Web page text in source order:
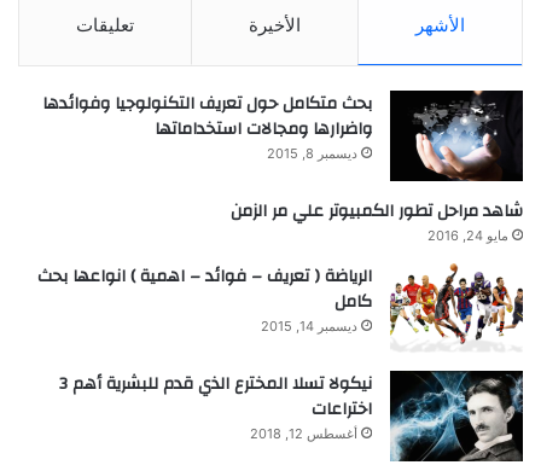
الأشهر الأخيرة تعليقات
بحث متكامل حول تعريف التكنولوجيا وفوائدها
واضرارها ومجالات استخداماتها
ديسمبر 8, 2015
شاهد مراحل تطور الكمبيوتر علي مر الزمن
مايو 24, 2016
الرياضة ( تعريف – فوائد – اهمية ) انواعها بحث
كامل
ديسمبر 14, 2015
نيكولا تسلا المخترع الذي قدم للبشرية أهم 3
اختراعات
أغسطس 12, 2018